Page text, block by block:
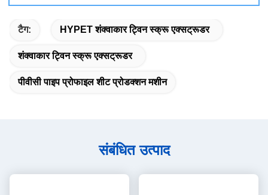
टैग: HYPET शंक्वाकार ट्विन स्क्रू एक्सट्रूडर
शंक्वाकार ट्विन स्क्रू एक्सट्रूडर
पीवीसी पाइप प्रोफाइल शीट प्रोडक्शन मशीन
संबंधित उत्पाद